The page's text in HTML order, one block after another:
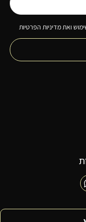
ואת מדיניות הפרטיות